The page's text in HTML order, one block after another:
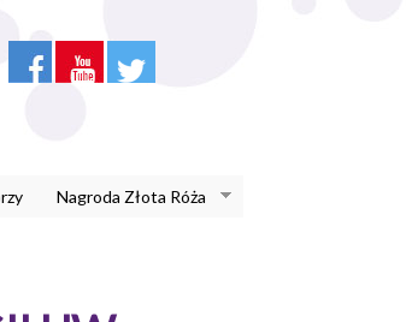
Nagroda Złota Róża